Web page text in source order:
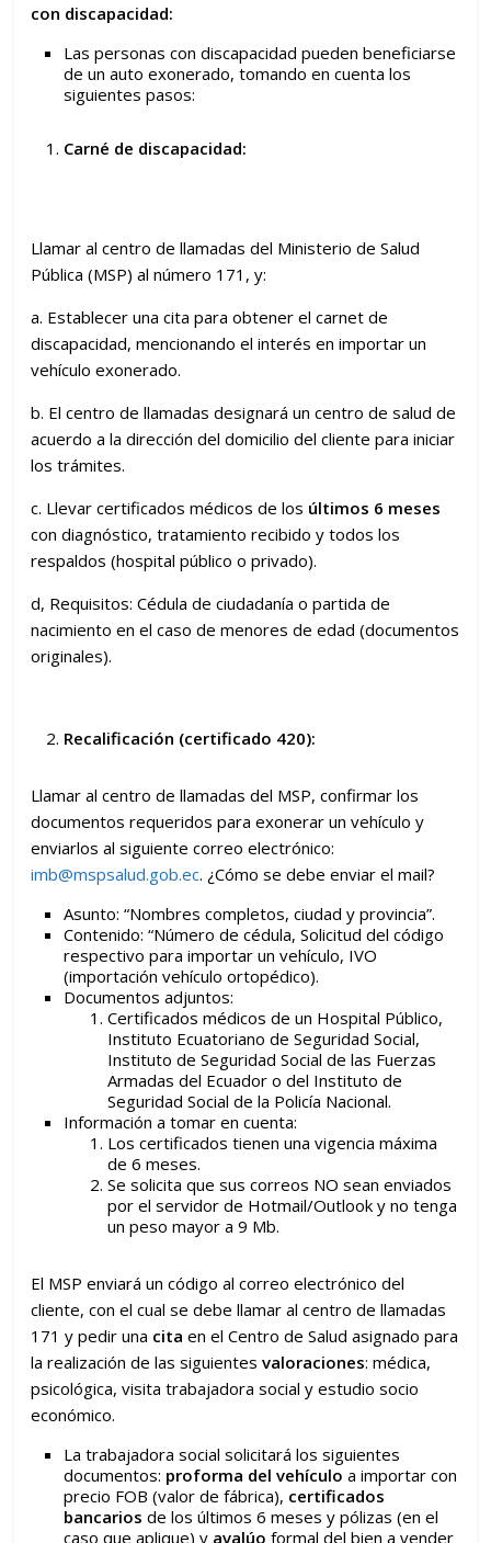
con discapacidad:
Las personas con discapacidad pueden beneficiarse
de un auto exonerado, tomando en cuenta los
siguientes pasos:
Carné de discapacidad:
Llamar al centro de llamadas del Ministerio de Salud
Pública (MSP) al número 171, y:
a. Establecer una cita para obtener el carnet de
discapacidad, mencionando el interés en importar un
vehículo exonerado.
b. El centro de llamadas designará un centro de salud de
acuerdo a la dirección del domicilio del cliente para iniciar
los trámites.
c. Llevar certificados médicos de los últimos 6 meses
con diagnóstico, tratamiento recibido y todos los
respaldos (hospital público o privado).
d, Requisitos: Cédula de ciudadanía o partida de
nacimiento en el caso de menores de edad (documentos
originales).
Recalificación (certificado 420):
Llamar al centro de llamadas del MSP, confirmar los
documentos requeridos para exonerar un vehículo y
enviarlos al siguiente correo electrónico:
imb@mspsalud.gob.ec. ¿Cómo se debe enviar el mail?
Asunto: “Nombres completos, ciudad y provincia”.
Contenido: “Número de cédula, Solicitud del código
respectivo para importar un vehículo, IVO
(importación vehículo ortopédico).
Documentos adjuntos:
Certificados médicos de un Hospital Público,
Instituto Ecuatoriano de Seguridad Social,
Instituto de Seguridad Social de las Fuerzas
Armadas del Ecuador o del Instituto de
Seguridad Social de la Policía Nacional.
Información a tomar en cuenta:
Los certificados tienen una vigencia máxima
de 6 meses.
Se solicita que sus correos NO sean enviados
por el servidor de Hotmail/Outlook y no tenga
un peso mayor a 9 Mb.
El MSP enviará un código al correo electrónico del
cliente, con el cual se debe llamar al centro de llamadas
171 y pedir una cita en el Centro de Salud asignado para
la realización de las siguientesvaloraciones: médica,
psicológica, visita trabajadora social y estudio socio
económico.
La trabajadora social solicitará los siguientes
documentos: proforma del vehículo a importar con
precio FOB (valor de fábrica), certificados
bancarios de los últimos 6 meses y pólizas (en el
caso que aplique) y avalúo formal del bien a vender